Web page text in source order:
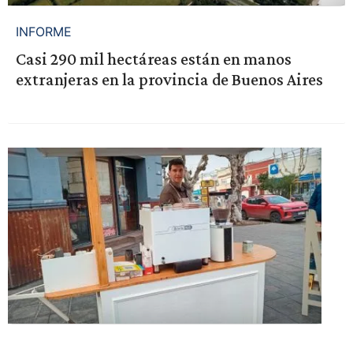
INFORME
Casi 290 mil hectáreas están en manos
extranjeras en la provincia de Buenos Aires